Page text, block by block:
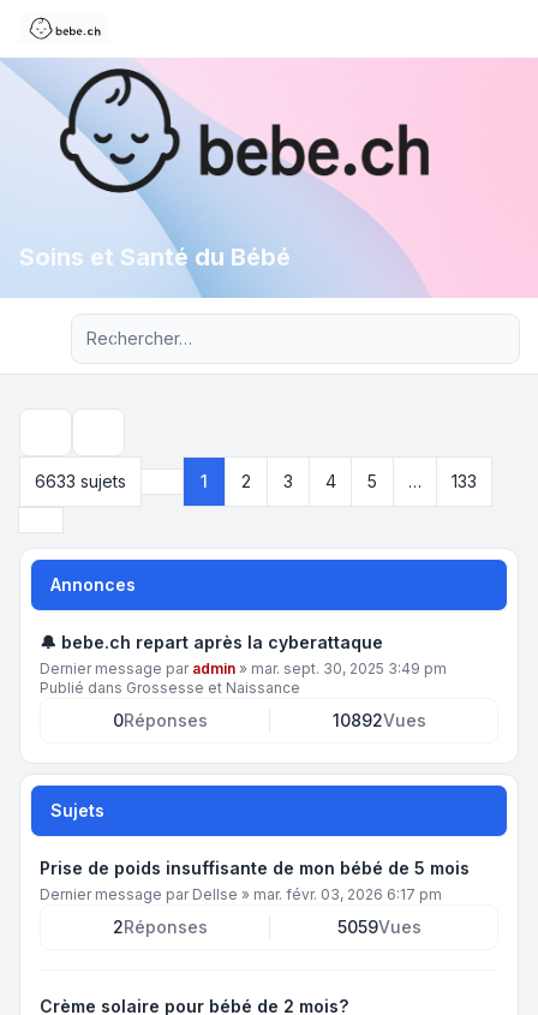
Soins et Santé du Bébé
Recherche avancée
6633 sujets
Page 1 sur133
1 2 3 4 5 …
133
Annonces
🔔 bebe.ch repart après la cyberattaque
Dernier message par admin » mar. sept. 30, 2025 3:49 pm
Publié dans Grossesse et Naissance
0Réponses 10892Vues
Sujets
Prise de poids insuffisante de mon bébé de 5 mois
Dernier message par DelIse » mar. févr. 03, 2026 6:17 pm
2Réponses 5059Vues
Crème solaire pour bébé de 2 mois?